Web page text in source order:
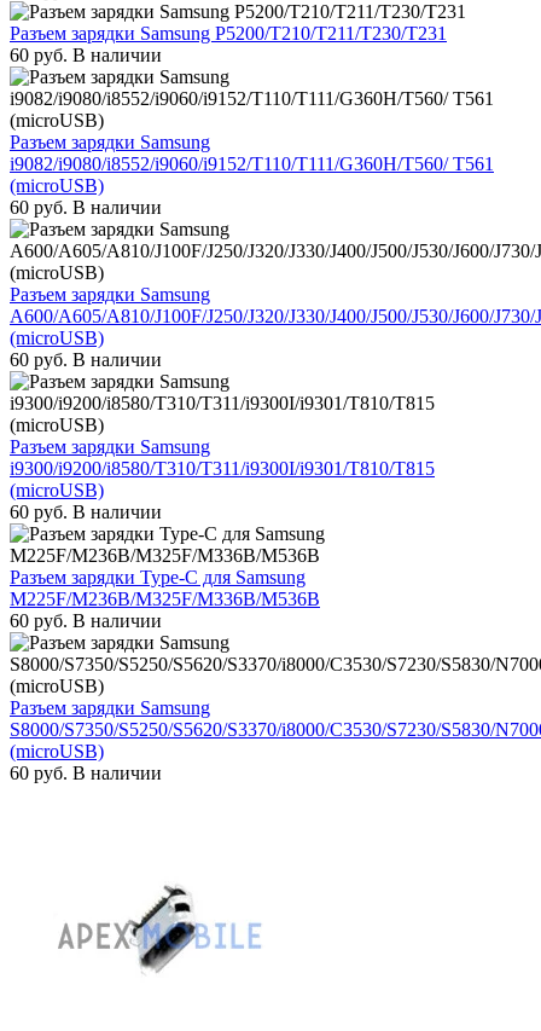
Разъем зарядки Samsung P5200/T210/T211/T230/T231
60 руб. В наличии
Разъем зарядки Samsung
i9082/i9080/i8552/i9060/i9152/T110/T111/G360H/T560/ T561
(microUSB)
60 руб. В наличии
Разъем зарядки Samsung
A600/A605/A810/J100F/J250/J320/J330/J400/J500/J530/J600/J730/
(microUSB)
60 руб. В наличии
Разъем зарядки Samsung
i9300/i9200/i8580/T310/T311/i9300I/i9301/T810/T815
(microUSB)
60 руб. В наличии
Разъем зарядки Type-C для Samsung
M225F/M236B/M325F/M336B/M536B
60 руб. В наличии
Разъем зарядки Samsung
S8000/S7350/S5250/S5620/S3370/i8000/C3530/S7230/S5830/
(microUSB)
60 руб. В наличии